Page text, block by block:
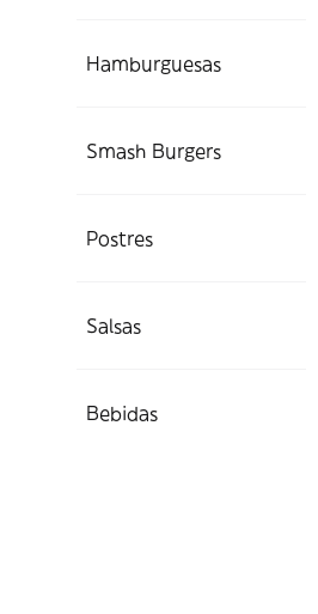
Hamburguesas
Smash Burgers
Postres
Salsas
Bebidas